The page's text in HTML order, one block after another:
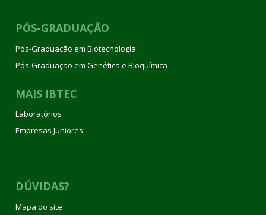
PÓS-GRADUAÇÃO
Pós-Graduação em Biotecnologia
Pós-Graduação em Genética e Bioquímica
MAIS IBTEC
Laboratórios
Empresas Juniores
DÚVIDAS?
Mapa do site